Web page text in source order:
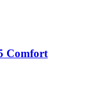
Comfort